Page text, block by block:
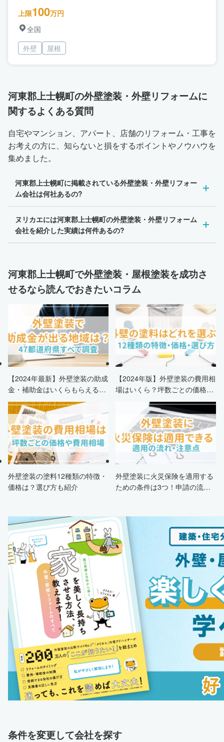
上限100万円
全国
外壁
屋根
河東郡上士幌町の外壁塗装・外壁リフォームに
関するよくある質問
自宅やマンション、アパート、店舗のリフォーム・工事を
お考えの方に、知らないと損をするポイントやノウハウを
集めました。
河東郡上士幌町に掲載されている外壁塗装・外壁リフォー
ム会社は何社あるの?
ヌリカエには河東郡上士幌町の外壁塗装・外壁リフォーム
会社を紹介した実績は何件あるの?
河東郡上士幌町で外壁塗装・屋根塗装を成功さ
せるなら読んでおきたいコラム
【2024年最新】外壁塗装の助成
金・補助金はいくらもらえる？
申請条件・市区町村情報・安く
する方法も紹介！
【2024年版】外壁塗装の費用相
場はいくら？坪数ごとの価格も
外壁塗装の塗料12種類の特徴・
価格は？選び方も紹介
外壁塗装に火災保険を適用する
ための条件は3つ！申請の流
条件を変更して会社を探す